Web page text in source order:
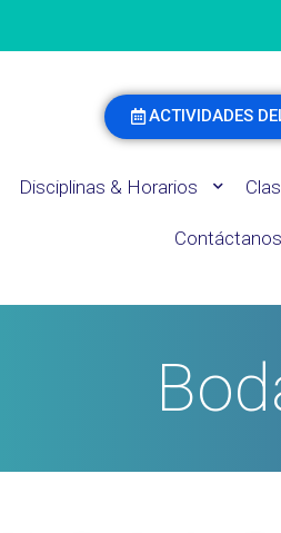
ACTIVIDADES
Disciplinas & Horarios
Contáctanos